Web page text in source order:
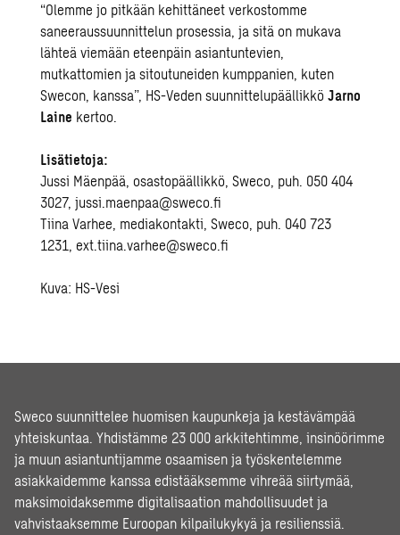
“Olemme jo pitkään kehittäneet verkostomme
saneeraussuunnittelun prosessia, ja sitä on mukava
lähteä viemään eteenpäin asiantuntevien,
mutkattomien ja sitoutuneiden kumppanien, kuten
Swecon, kanssa”, HS-Veden suunnittelupäällikköJarno
Laine kertoo.
Lisätietoja:
Jussi Mäenpää, osastopäällikkö, Sweco, puh. 050 404
3027, jussi.maenpaa@sweco.fi
Tiina Varhee, mediakontakti, Sweco, puh. 040 723
1231, ext.tiina.varhee@sweco.fi
Kuva: HS-Vesi
Sweco suunnittelee huomisen kaupunkeja ja kestävämpää
yhteiskuntaa. Yhdistämme 23 000 arkkitehtimme, insinöörimme
ja muun asiantuntijamme osaamisen ja työskentelemme
asiakkaidemme kanssa edistääksemme vihreää siirtymää,
maksimoidaksemme digitalisaation mahdollisuudet ja
vahvistaaksemme Euroopan kilpailukykyä ja resilienssiä.